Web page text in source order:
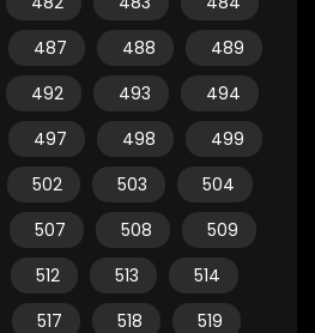
487 488
489
492 493
494
497 498
499
502 503
504
507 508
509
512 513
514
517 518
519